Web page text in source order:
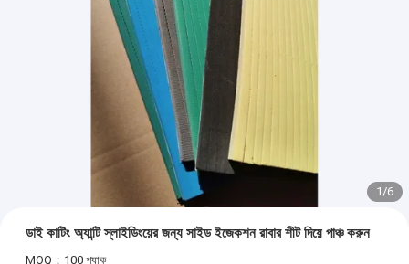
1/6
ডাই কাটিং অ্যান্টি স্লাইডিংয়ের জন্য সাইড ইজেকশন রাবার শীট দিয়ে পাঞ্চ করুন
MOQ：100 প্যাক